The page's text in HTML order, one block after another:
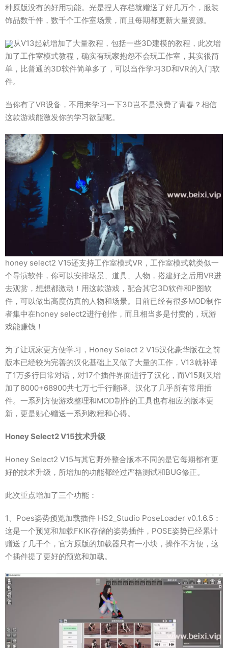
种原版没有的好用功能。光是捏人存档就赠送了好几万个，服装
饰品数千件，数千个工作室场景，而且每期都更新大量资源。
从V13起就增加了大量教程，包括一些3D建模的教程，此次增
加了工作室模式教程，确实有玩家抱怨不会玩工作室，其实很简
单，比普通的3D软件简单多了，可以当作学习3D和VR的入门软
件。
当你有了VR设备，不用来学习一下3D岂不是浪费了青春？相信
这款游戏能激发你的学习欲望呢。
honey select2 V15还支持工作室模式VR，工作室模式就类似一
个导演软件，你可以安排场景、道具、人物，搭建好之后用VR进
去观赏，想想都激动！用这款游戏，配合其它3D软件和P图软
件，可以做出高度仿真的人物和场景。目前已经有很多MOD制作
者集中在honey select2进行创作，而且相当多是付费的，玩游
戏能赚钱！
为了让玩家更方便学习，Honey Select 2 V15汉化豪华版在之前
版本已经较为完善的汉化基础上又做了大量的工作，V13就补译
了1万多行日常对话，对17个插件界面进行了汉化，而V15则又增
加了8000+68900共七万七千行翻译。汉化了几乎所有常用插
件。一系列方便游戏整理和MOD制作的工具也有相应的版本更
新，更是贴心赠送一系列教程和心得。
Honey Select2 V15技术升级
Honey Select2 V15与其它野外整合版本不同的是它每期都有更
好的技术升级，所增加的功能都经过严格测试和BUG修正。
此次重点增加了三个功能：
1、Poes姿势预览加载插件 HS2_Studio PoseLoader v0.1.6.5：
这是一个预览和加载FKIK存储的姿势插件，POSE姿势已经累计
赠送了几千个，官方原版的加载器只有一小块，操作不方便，这
个插件提了更好的预览和加载。